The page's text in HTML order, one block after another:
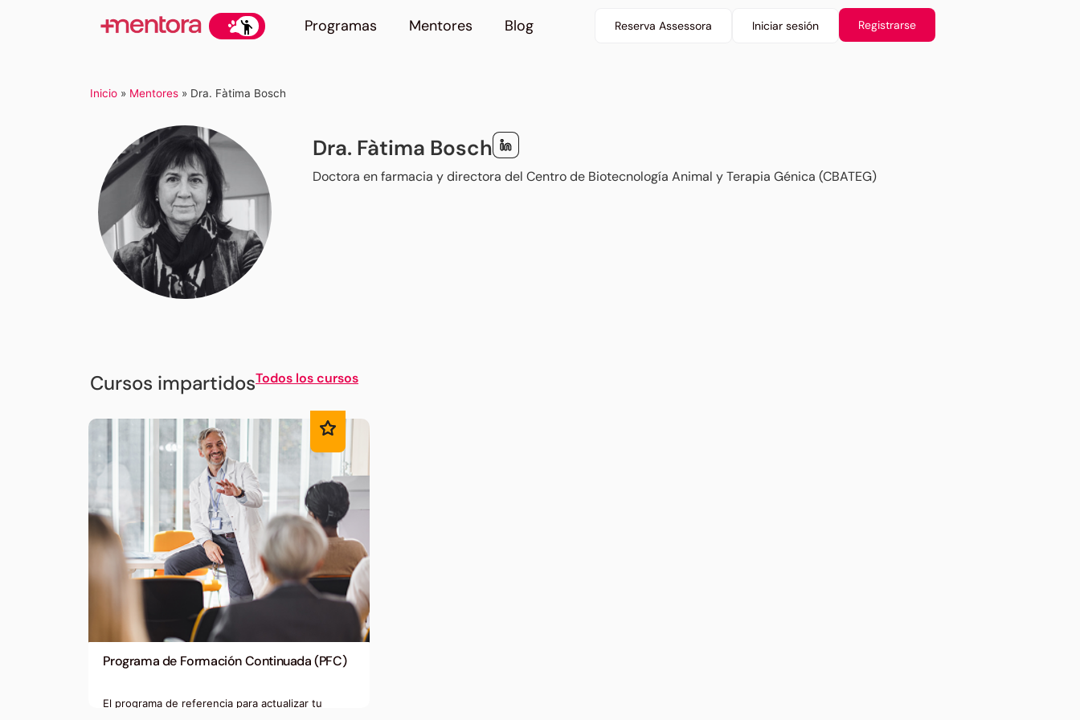
Programas Mentores Blog Reserva Assessora Iniciar sesión Registrarse
Inicio » Mentores » Dra. Fàtima Bosch
Dra. Fàtima Bosch
Doctora en farmacia y directora del Centro de Biotecnología Animal y Terapia Génica (CBATEG)
Cursos impartidosTodos los cursos
Programa de Formación Continuada (PFC)
El programa de referencia para actualizar tu